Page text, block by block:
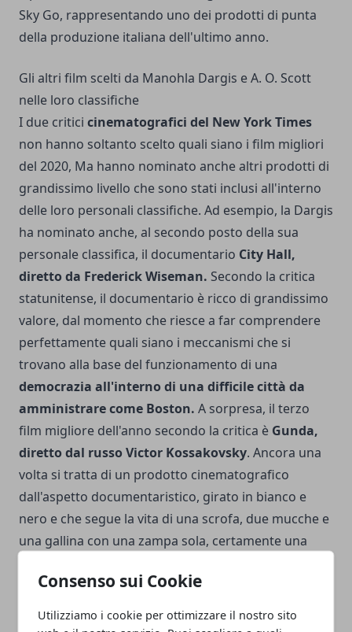
Consenso sui Cookie
Utilizziamo i cookie per ottimizzare il nostro sito
Sky Go, rappresentando uno dei prodotti di punta
della produzione italiana dell'ultimo anno.
Gli altri film scelti da Manohla Dargis e A. O. Scott
nelle loro classifiche
I due critici cinematografici del New York Times
non hanno soltanto scelto quali siano i film migliori
del 2020, Ma hanno nominato anche altri prodotti di
grandissimo livello che sono stati inclusi all'interno
delle loro personali classifiche. Ad esempio, la Dargis
ha nominato anche, al secondo posto della sua
personale classifica, il documentario City Hall,
diretto da Frederick Wiseman. Secondo la critica
statunitense, il documentario è ricco di grandissimo
valore, dal momento che riesce a far comprendere
perfettamente quali siano i meccanismi che si
trovano alla base del funzionamento di una
democrazia all'interno di una difficile città da
amministrare come Boston. A sorpresa, il terzo
film migliore dell'anno secondo la critica è Gunda,
diretto dal russo Victor Kossakovsky. Ancora una
volta si tratta di un prodotto cinematografico
dall'aspetto documentaristico, girato in bianco e
nero e che segue la vita di una scrofa, due mucche e
una gallina con una zampa sola, certamente una
portato la Dargis a scegliere questo documentario
all'interno della sua classifica. Nella stessa, figurano
anche titoli comeAmerican Utopia, documentario